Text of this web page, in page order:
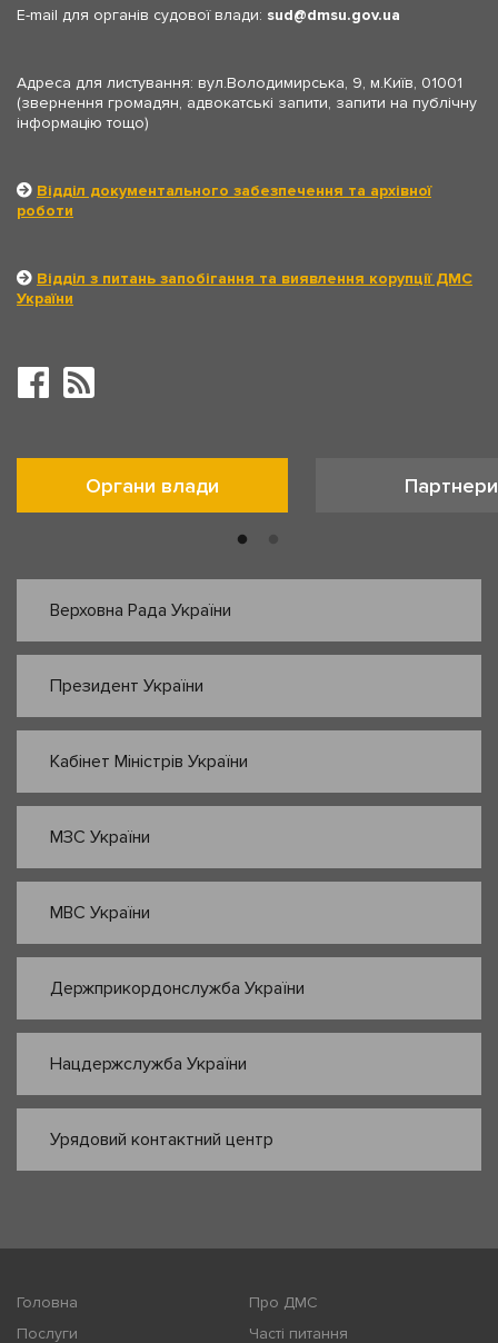
E-mail для органів судової влади: sud dmsu.gov.ua
Адреса для листування: вул.Володимирська, 9, м.Київ, 01001
(звернення громадян, адвокатські запити, запити на публічну
інформацію тощо)
Відділ документального забезпечення та архівної
роботи
Відділ з питань запобігання та виявлення корупції ДМС
України
Органи влади Партнери
Верховна Рада України
Президент України
Кабінет Міністрів України
МЗС України
МВС України
Держприкордонслужба України
Нацдержслужба України
Урядовий контактний центр
Головна
Про ДМС
Послуги
Часті питання